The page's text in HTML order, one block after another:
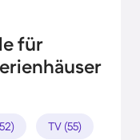
für
TV (55)